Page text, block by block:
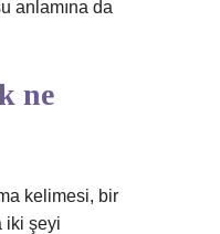
anlamına da
ne
kelimesi, bir
iki şeyi